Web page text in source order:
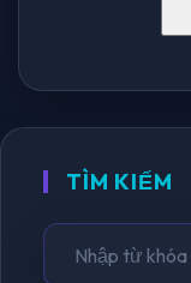
TÌM KIẾM